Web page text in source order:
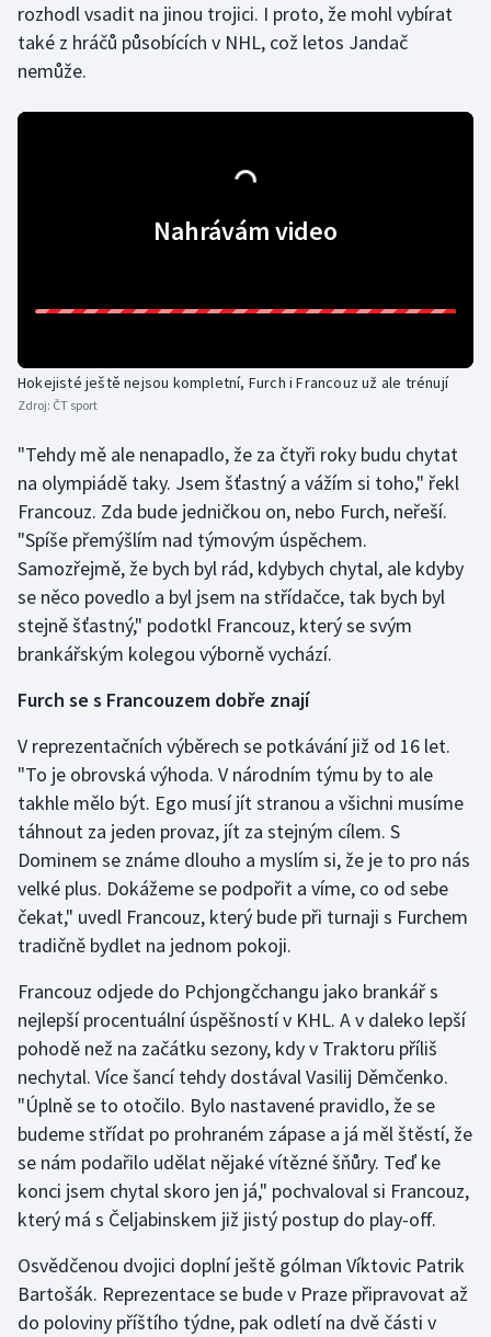
Moderní pětiboj
Rychlobruslení
Rychlostní kanoistika
Short track
Sportovní střelba
Stolní tenis
Triatlon
Vodní slalom
Volejbal
Ostatní
rozhodl vsadit na jinou trojici. I proto, že mohl vybírat
také z hráčů působících v NHL, což letos Jandač
nemůže.
Nahrávám video
Hokejisté ještě nejsou kompletní, Furch i Francouz už ale trénují
Zdroj: ČT sport
"Tehdy mě ale nenapadlo, že za čtyři roky budu chytat
na olympiádě taky. Jsem šťastný a vážím si toho," řekl
Francouz. Zda bude jedničkou on, nebo Furch, neřeší.
"Spíše přemýšlím nad týmovým úspěchem.
Samozřejmě, že bych byl rád, kdybych chytal, ale kdyby
se něco povedlo a byl jsem na střídačce, tak bych byl
stejně šťastný," podotkl Francouz, který se svým
brankářským kolegou výborně vychází.
Furch se s Francouzem dobře znají
V reprezentačních výběrech se potkávání již od 16 let.
"To je obrovská výhoda. V národním týmu by to ale
takhle mělo být. Ego musí jít stranou a všichni musíme
táhnout za jeden provaz, jít za stejným cílem. S
Dominem se známe dlouho a myslím si, že je to pro nás
velké plus. Dokážeme se podpořit a víme, co od sebe
čekat," uvedl Francouz, který bude při turnaji s Furchem
tradičně bydlet na jednom pokoji.
Francouz odjede do Pchjongčchangu jako brankář s
nejlepší procentuální úspěšností v KHL. A v daleko lepší
pohodě než na začátku sezony, kdy v Traktoru příliš
nechytal. Více šancí tehdy dostával Vasilij Děmčenko.
"Úplně se to otočilo. Bylo nastavené pravidlo, že se
budeme střídat po prohraném zápase a já měl štěstí, že
se nám podařilo udělat nějaké vítězné šňůry. Teď ke
konci jsem chytal skoro jen já," pochvaloval si Francouz,
který má s Čeljabinskem již jistý postup do play-off.
Osvědčenou dvojici doplní ještě gólman Víktovic Patrik
Bartošák. Reprezentace se bude v Praze připravovat až
do poloviny příštího týdne, pak odletí na dvě části v